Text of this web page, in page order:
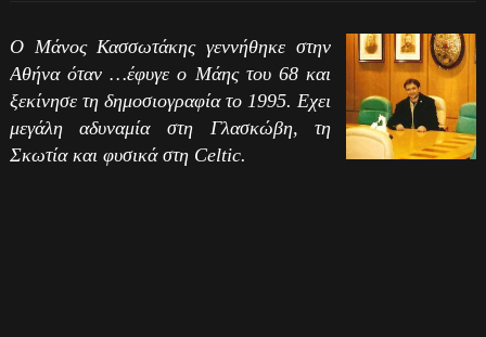
Ο Μάνος Κασσωτάκης γεννήθηκε στην
Αθήνα όταν …έφυγε ο Μάης του 68 και
ξεκίνησε τη δημοσιογραφία το 1995. Εχει
μεγάλη αδυναμία στη Γλασκώβη, τη
Σκωτία και φυσικά στη Celtic.